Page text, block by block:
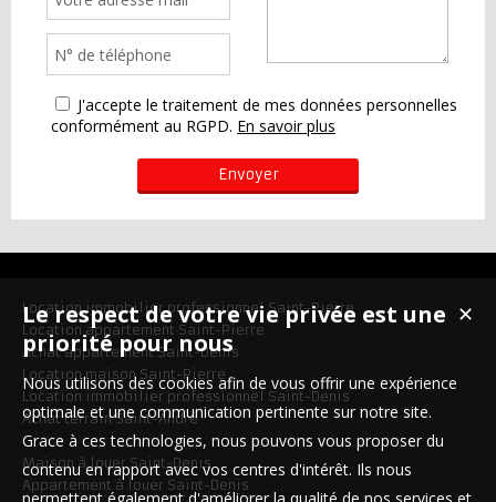
J'accepte le traitement de mes données personnelles
conformément au RGPD. En savoir plus
Location immobilier professionnel Saint-Pierre
Location appartement Saint-Pierre
Achat appartement Saint-Denis
Location maison Saint-Pierre
Location immobilier professionnel Saint-Denis
Achat terrain Saint-André
Maison à louer Saint-Denis
Appartement à louer Saint-Denis
✕
Le respect de votre vie privée est une
priorité pour nous
Nous utilisons des cookies afin de vous offrir une expérience
optimale et une communication pertinente sur notre site.
Grace à ces technologies, nous pouvons vous proposer du
contenu en rapport avec vos centres d'intérêt. Ils nous